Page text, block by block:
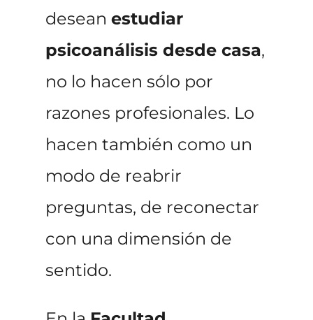
desean estudiar
psicoanálisis desde casa,
no lo hacen sólo por
razones profesionales. Lo
hacen también como un
modo de reabrir
preguntas, de reconectar
con una dimensión de
sentido.